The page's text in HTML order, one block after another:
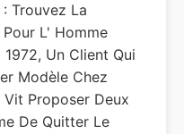
Trouvez La
L' Homme
Un Client Qui
Modèle Chez
Vit Proposer Deux
De Quitter Le